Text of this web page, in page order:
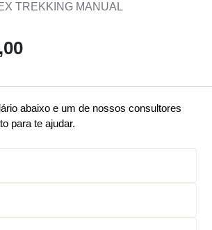
TREKKING MANUAL
abaixo e um de nossos consultores
para te ajudar.